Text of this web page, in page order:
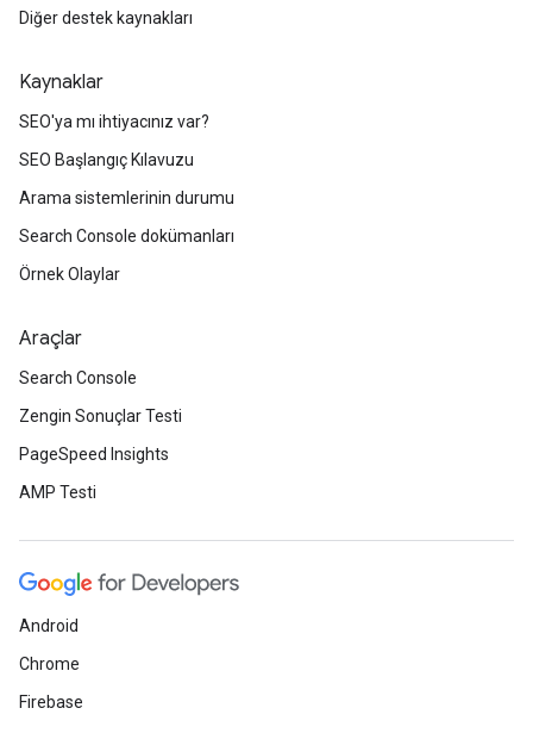
Diğer destek kaynakları
Kaynaklar
SEO'ya mı ihtiyacınız var?
SEO Başlangıç Kılavuzu
Arama sistemlerinin durumu
Search Console dokümanları
Örnek Olaylar
Araçlar
Search Console
Zengin Sonuçlar Testi
PageSpeed Insights
AMP Testi
Android
Chrome
Firebase